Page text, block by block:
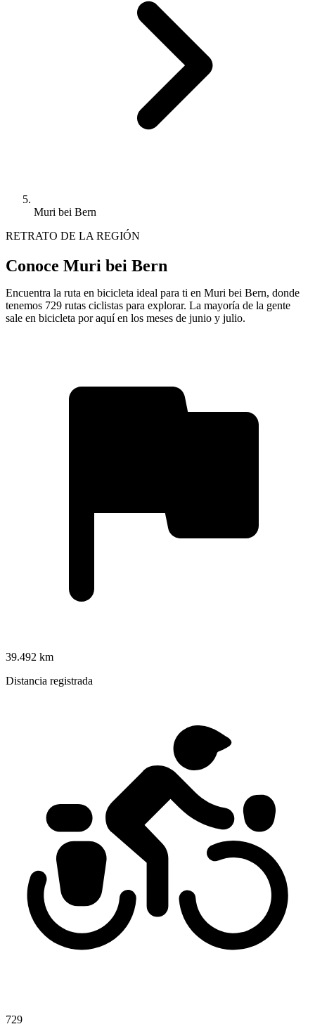
Muri bei Bern
RETRATO DE LA REGIÓN
Conoce Muri bei Bern
Encuentra la ruta en bicicleta ideal para ti en Muri bei Bern, donde
tenemos 729 rutas ciclistas para explorar. La mayoría de la gente
sale en bicicleta por aquí en los meses de junio y julio.
39.492 km
Distancia registrada
729